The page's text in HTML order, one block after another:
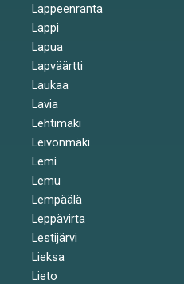
Lappeenranta
Lappi
Lapua
Lapväärtti
Laukaa
Lavia
Lehtimäki
Leivonmäki
Lemi
Lemu
Lempäälä
Leppävirta
Lestijärvi
Lieksa
Lieto